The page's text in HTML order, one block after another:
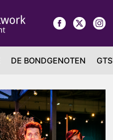
DE BONDGENOTEN